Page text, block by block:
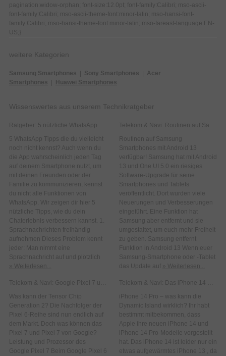
pagination:widow-orphan; font-size:12.0pt; font-family:Calibri; mso-ascii-
font-family:Calibri; mso-ascii-theme-font:minor-latin; mso-hansi-font-
family:Calibri; mso-hansi-theme-font:minor-latin; mso-fareast-language:EN-
US;}
weitere Kategorien
Samsung Smartphones Sony Smartphones
Acer
Smartphones
Huawei Smartphones
Wissenswertes aus unserem Technikratgeber
5 WhatsApp Tipps die du vielleicht
noch nicht kennst? Auch wenn du
die App wahrscheinlich jeden Tag
auf deinem Smartphone nutzt, um
mit deinen Freunden oder der
Familie zu kommunizieren, kennst
du nicht alle Funktionen von
WhatsApp. Wir zeigen dir hier 5
nützliche Tipps, wie du dein
Chaterlebnis verbessern kannst. 1.
Sprachnachrichten freihändig
aufnehmen Dieses Problem kennt
jeder: Man nimmt eine
Sprachnachricht auf und plötzlich
» Weiterlesen...
Routinen auf Samsung
Smartphones mit Android 13
verfügbar! Samsung hat mit Android
13 und One UI 5.0 ein riesiges
Software-Upgrade für seine
Smartphones und Tablets
veröffentlicht. Dort wurden viele
Neuerungen und Verbesserungen
eingeführt. Eine Funktion hat
Samsung aber entfernt und sie
umgestaltet, um euch mehr Freiheit
zu geben. Samsung entfernt
Funktion in Android 13 Wenn euer
Samsung-Smartphone oder -Tablet
das Update auf
» Weiterlesen...
Was kann der Tensor Chip
Generation 2? Die Nachfolger der
Pixel 6-Reihe sind nun endlich auf
dem Markt. Doch was können das
Pixel 7 und Pixel 7 von Google?
Leistung und Prozessor des
Google Pixel 7 Beim Google Pixel 6
iPhone 14 Pro – was kann die
Dynamic Island wirklich? Ihr habt
bestimmt mitbekommen, dass
Apple ihre neuen iPhone 14 und
iPhone 14 Pro-Modelle vorgestellt
hat. Das iPhone 14 ist leider nur ein
etwas aufgewärmtes iPhone 13 , da